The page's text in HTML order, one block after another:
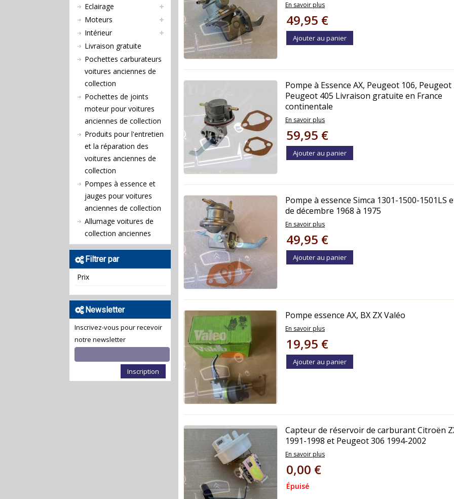
En savoir plus
49,95 €
Ajouter au panier
Pompe à Essence AX, Peugeot 106, Peugeot
Peugeot 405 Livraison gratuite en France
continentale
En savoir plus
59,95 €
Ajouter au panier
Pompe à essence Simca 1301-1500-1501LS
de décembre 1968 à 1975
En savoir plus
49,95 €
Ajouter au panier
Pompe essence AX, BX ZX Valéo
En savoir plus
19,95 €
Ajouter au panier
Capteur de réservoir de carburant Citroën
1991-1998 et Peugeot 306 1994-2002
En savoir plus
0,00 €
Épuisé
Eclairage
Moteurs
Intérieur
Livraison gratuite
Pochettes carburateurs
voitures anciennes de
collection
Pochettes de joints
moteur pour voitures
anciennes de collection
Produits pour l'entretien
et la réparation des
voitures anciennes de
collection
Pompes à essence et
jauges pour voitures
anciennes de collection
Allumage voitures de
collection anciennes
Filtrer par
Prix
Newsletter
Inscrivez-vous pour recevoir
notre newsletter
Inscription